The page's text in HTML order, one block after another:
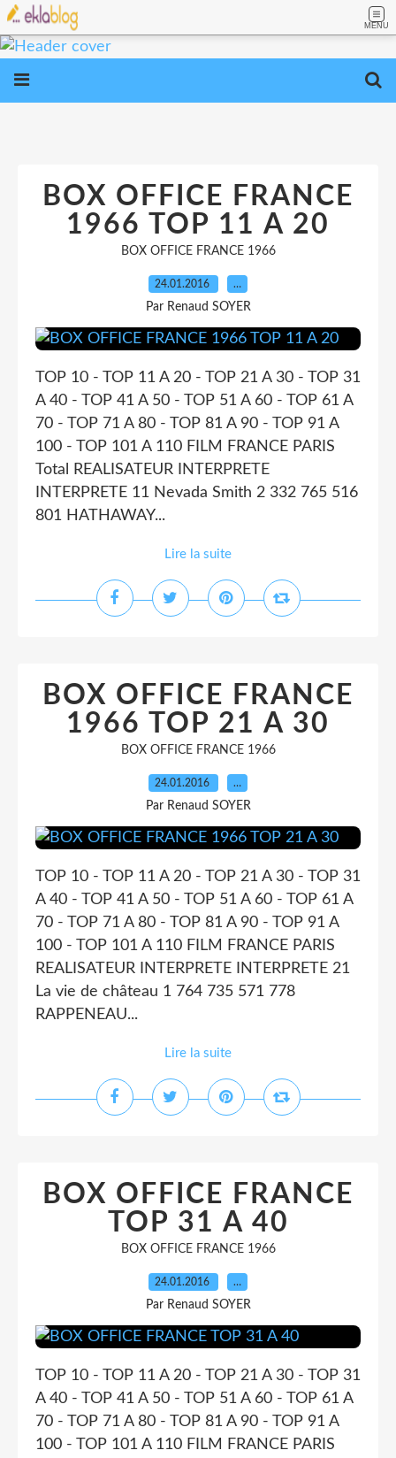
MENU
BOX OFFICE FRANCE
1966 TOP 11 A 20
BOX OFFICE FRANCE 1966
24.01.2016 …
Par Renaud SOYER
TOP 10 - TOP 11 A 20 - TOP 21 A 30 - TOP 31
A 40 - TOP 41 A 50 - TOP 51 A 60 - TOP 61 A
70 - TOP 71 A 80 - TOP 81 A 90 - TOP 91 A
100 - TOP 101 A 110 FILM FRANCE PARIS
Total REALISATEUR INTERPRETE
INTERPRETE 11 Nevada Smith 2 332 765 516
801 HATHAWAY...
Lire la suite
BOX OFFICE FRANCE
1966 TOP 21 A 30
BOX OFFICE FRANCE 1966
24.01.2016 …
Par Renaud SOYER
TOP 10 - TOP 11 A 20 - TOP 21 A 30 - TOP 31
A 40 - TOP 41 A 50 - TOP 51 A 60 - TOP 61 A
70 - TOP 71 A 80 - TOP 81 A 90 - TOP 91 A
100 - TOP 101 A 110 FILM FRANCE PARIS
REALISATEUR INTERPRETE INTERPRETE 21
La vie de château 1 764 735 571 778
RAPPENEAU...
Lire la suite
BOX OFFICE FRANCE
TOP 31 A 40
BOX OFFICE FRANCE 1966
24.01.2016 …
Par Renaud SOYER
TOP 10 - TOP 11 A 20 - TOP 21 A 30 - TOP 31
A 40 - TOP 41 A 50 - TOP 51 A 60 - TOP 61 A
70 - TOP 71 A 80 - TOP 81 A 90 - TOP 91 A
100 - TOP 101 A 110 FILM FRANCE PARIS